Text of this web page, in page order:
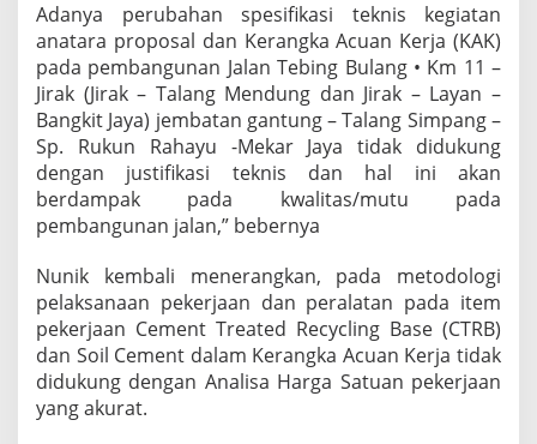
Adanya perubahan spesifikasi teknis kegiatan
anatara proposal dan Kerangka Acuan Kerja (KAK)
pada pembangunan Jalan Tebing Bulang • Km 11 –
Jirak (Jirak – Talang Mendung dan Jirak – Layan –
Bangkit Jaya) jembatan gantung – Talang Simpang –
Sp. Rukun Rahayu -Mekar Jaya tidak didukung
dengan justifikasi teknis dan hal ini akan
berdampak pada kwalitas/mutu pada
pembangunan jalan,” bebernya
Nunik kembali menerangkan, pada metodologi
pelaksanaan pekerjaan dan peralatan pada item
pekerjaan Cement Treated Recycling Base (CTRB)
dan Soil Cement dalam Kerangka Acuan Kerja tidak
didukung dengan Analisa Harga Satuan pekerjaan
yang akurat.